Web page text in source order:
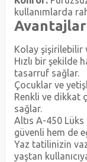
kullanımlarda
Kolay şişirilebilir
Hızlı bir şekilde
tasarruf sağlar.
Çocuklar ve
Renkli ve dikkat
sağlar.
Altıs A-450
güvenli hem de
Yaz tatilinizin
yaştan